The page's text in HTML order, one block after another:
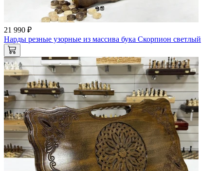
21 990 ₽
Нарды резные узорные из массива бука Скорпион светлый